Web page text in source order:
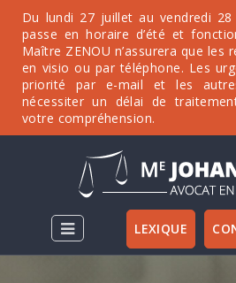
Du lundi 27 juillet au vendredi
passe en horaire d’été et
Maître ZENOU n’assurera que les
en visio ou par téléphone. Les
priorité par e-mail et les
nécessiter un délai de
votre compréhension.
LEXIQUE